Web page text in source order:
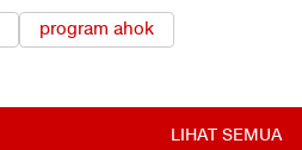
program ahok
LIHAT SEMUA